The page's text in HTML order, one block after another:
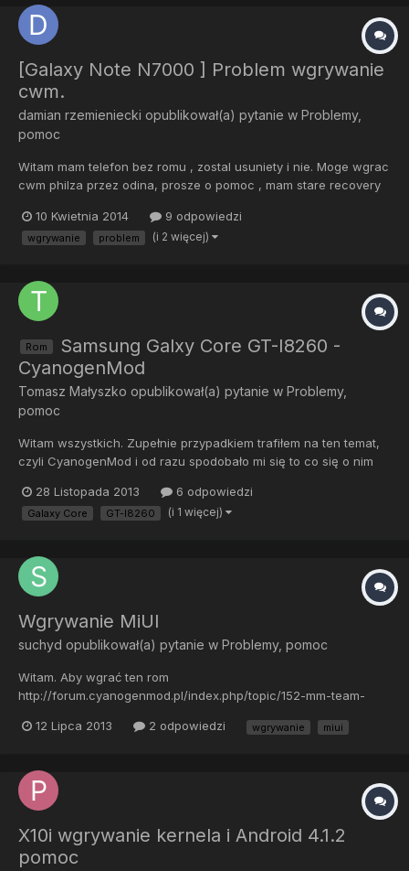
[Galaxy Note N7000 ] Problem wgrywanie
cwm.
damian rzemieniecki opublikował(a) pytanie w Problemy,
pomoc
Witam mam telefon bez romu , zostal usuniety i nie. Moge wgrac
cwm philza przez odina, prosze o pomoc , mam stare recovery
10 Kwietnia 2014
9 odpowiedzi
wgrywanie problem (i 2 więcej)
Rom
Samsung Galxy Core GT-I8260 -
CyanogenMod
Tomasz Małyszko opublikował(a) pytanie w Problemy,
pomoc
Witam wszystkich. Zupełnie przypadkiem trafiłem na ten temat,
czyli CyanogenMod i od razu spodobało mi się to co się o nim
zarazem zupełnie zielony w tych sprawach, proszę o pomoc.
Oto moje pytanie; Chciałbym się dowiedzieć czy w telefon...
28 Listopada 2013 6 odpowiedzi
Galaxy Core GT-I8260 (i 1 więcej)
Wgrywanie MiUI
suchyd opublikował(a) pytanie w Problemy, pomoc
Witam. Aby wgrać ten rom
http://forum.cyanogenmod.pl/index.php/topic/152-mm-team-
kernela przez flashtoola i potem do xrecovery by wgrać rom czy
pomocy.
12 Lipca 2013 2 odpowiedzi wgrywanie miui
X10i wgrywanie kernela i Android 4.1.2
pomoc